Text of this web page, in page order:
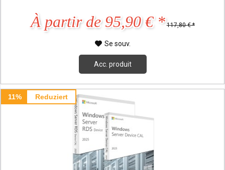
À partir de 95,90 € * 117,80 € *
Se souv.
Acc. produit
11% Reduziert